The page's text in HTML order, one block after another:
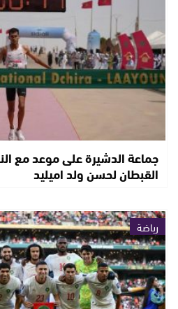
جماعة الدشيرة على موعد مع
القبطان لحسن ولد اميليد
رياضة